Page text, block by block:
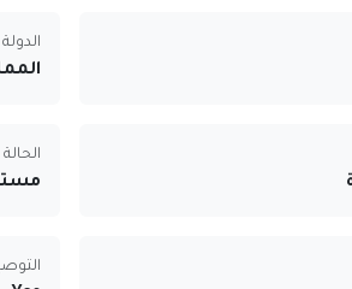
الدولة
الحالة